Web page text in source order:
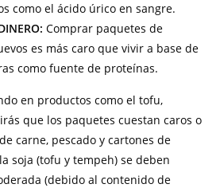
como el ácido úrico en sangre.
Comprar paquetes de
es más caro que vivir a base de
como fuente de proteínas.
en productos como el tofu,
que los paquetes cuestan caros o
carne, pescado y cartones de
soja (tofu y tempeh) se deben
(debido al contenido de